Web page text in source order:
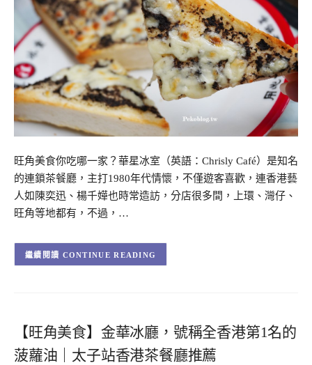
旺角美食你吃哪一家？華星冰室（英語：Chrisly Café）是知名
的連鎖茶餐廳，主打1980年代情懷，不僅遊客喜歡，連香港藝
人如陳奕迅、楊千嬅也時常造訪，分店很多間，上環、灣仔、
旺角等地都有，不過，…
CONTINUE READING
【旺角美食】金華冰廳，號稱全香港第1名的
菠蘿油｜太子站香港茶餐廳推薦